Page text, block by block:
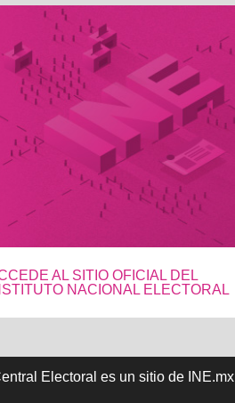
AL SITIO OFICIAL DEL
NACIONAL ELECTORAL
Electoral es un sitio de INE.mx